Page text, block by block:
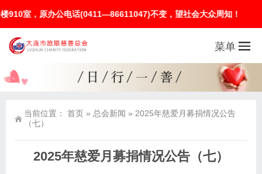
室，原办公电话(0411—86611047)不变，望社会大众周知！
菜单
当前位置： 首页 » 总会新闻 » 2025年慈爱月募捐情况公告
（七）
2025年慈爱月募捐情况公告（七）